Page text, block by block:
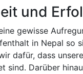
und
gewisse
in Nepal
dafür, dass
Darüber